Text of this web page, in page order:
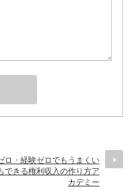
ロ・経験ゼロでもうまくい
できる権利収入の作り方ア
カデミー